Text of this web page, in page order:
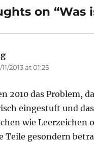
on “Was
2013 at 01:25
2010 das Problem,
eingestuft und
wie
Teile gesondern